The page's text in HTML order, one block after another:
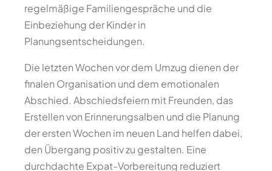
regelmäßige Familiengespräche und die
Einbeziehung der Kinder in
Planungsentscheidungen.
Die letzten Wochen vor dem Umzug dienen der
finalen Organisation und dem emotionalen
Abschied. Abschiedsfeiern mit Freunden, das
Erstellen von Erinnerungsalben und die Planung
der ersten Wochen im neuen Land helfen dabei,
den Übergang positiv zu gestalten. Eine
durchdachte Expat-Vorbereitung reduziert